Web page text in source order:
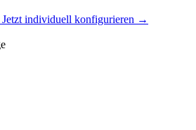
Jetzt individuell konfigurieren →